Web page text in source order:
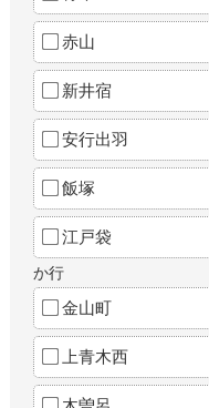
赤山
新井宿
安行出羽
飯塚
江戸袋
か行
金山町
上青木西